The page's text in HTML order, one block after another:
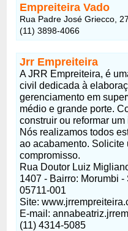
Empreiteira Vado
Rua Padre José Griecco,
(11) 3898-4066
Jrr Empreiteira
A JRR Empreiteira, é
civil dedicada à
gerenciamento em
médio e grande porte.
construir ou reformar
Nós realizamos todos
ao acabamento. Solicite
compromisso.
Rua Doutor Luiz
1407 - Bairro: Morumbi
05711-001
Site:
E-mail:
(11) 4314-5085